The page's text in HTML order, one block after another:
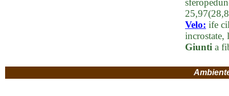
Velo: ife
Giunti a